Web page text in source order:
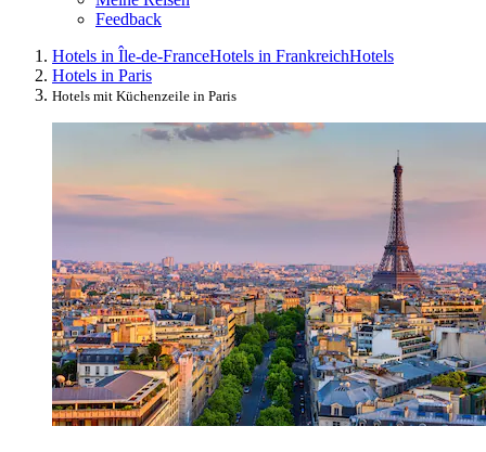
Feedback
Hotels in Île-de-FranceHotels in FrankreichHotels
Hotels in Paris
Hotels mit Küchenzeile in Paris